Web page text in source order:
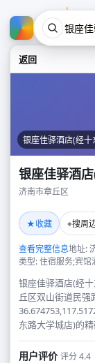
返回
银座佳驿酒店(经十
银座佳驿酒
济南市章丘区
★收藏 ⌖搜周
查看完整信息地址:
类型: 住宿服务;宾馆
银座佳驿酒店(经
丘区双山街道民强
东路大学城店)的
用户评价评分 4.4